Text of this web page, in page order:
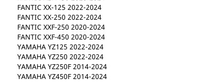
FANTIC XX-125 2022-2024
FANTIC XX-250 2022-2024
FANTIC XXF-250 2020-2024
FANTIC XXF-450 2020-2024
YAMAHA YZ125 2022-2024
YAMAHA YZ250 2022-2024
YAMAHA YZ250F 2014-2024
YAMAHA YZ450F 2014-2024